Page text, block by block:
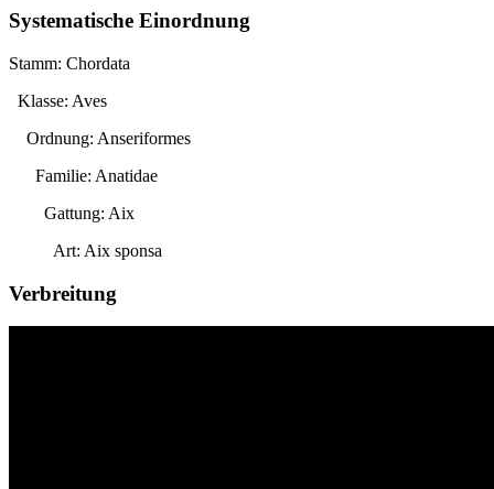
Systematische Einordnung
Stamm: Chordata
Klasse: Aves
Ordnung: Anseriformes
Familie: Anatidae
Gattung: Aix
Art: Aix sponsa
Verbreitung